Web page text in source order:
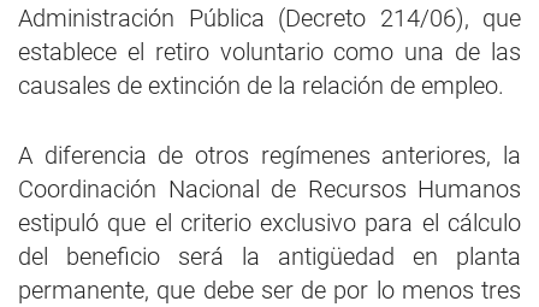
Administración Pública (Decreto 214/06), que
establece el retiro voluntario como una de las
causales de extinción de la relación de empleo.
A diferencia de otros regímenes anteriores, la
Coordinación Nacional de Recursos Humanos
estipuló que el criterio exclusivo para el cálculo
del beneficio será la antigüedad en planta
permanente, que debe ser de por lo menos tres